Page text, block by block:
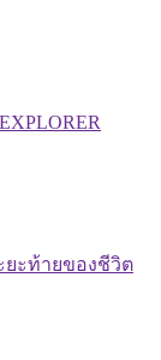
ะท้ายของชีวิต